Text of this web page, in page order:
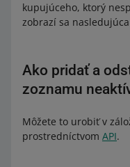
kupujúceho, ktorý
zobrazí sa
Ako pridať a
zoznamu
Môžete to urobiť v
prostredníctvom API.